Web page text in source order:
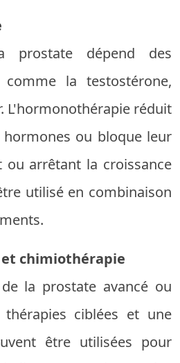
prostate dépend des
la testostérone,
L'hormonothérapie réduit
ou bloque leur
ou arrêtant la croissance
utilisé en combinaison
chimiothérapie
la prostate avancé ou
thérapies ciblées et une
être utilisées pour